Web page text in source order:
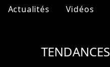
Actualités Vidéos
TENDANCES